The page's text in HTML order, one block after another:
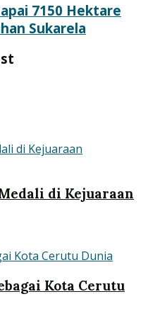
7150 Hektare
Sukarela
di Kejuaraan
Kota Cerutu